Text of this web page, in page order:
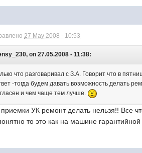
27 May 2008 - 10:53
on 27.05.2008 - 11:38:
что разговаривал с З.А. Говорит что в
-тогда будем давать возможность делать
и чем чаще тем лучше.
приемки УК ремонт делать нельзя!! Все
то это как на машине